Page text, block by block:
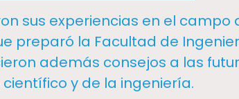
sus experiencias en el campo
preparó la Facultad de
además consejos a las
y de la ingeniería.